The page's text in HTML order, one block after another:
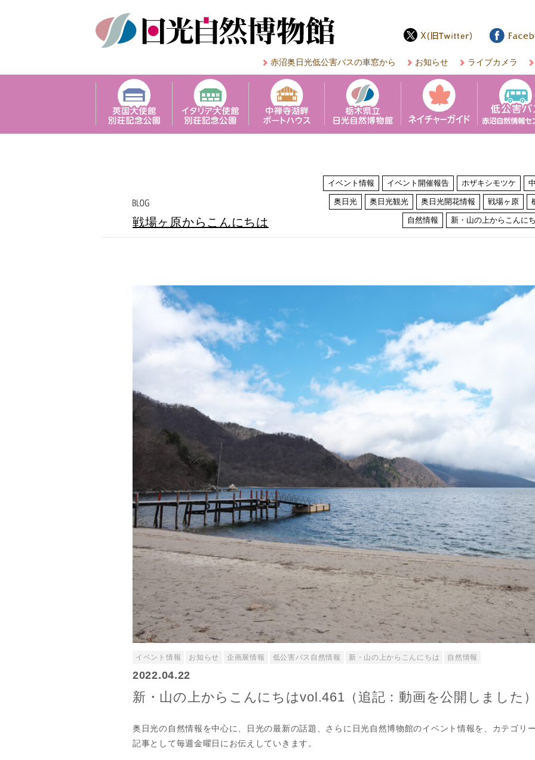
赤沼奥日光低公害バスの車窓から お知らせ ライブカメラ
戦場ヶ原からこんにちは
イベント情報 イベント開催報告 ホザキシモツケ
奥日光 奥日光観光 奥日光開花情報 戦場ヶ原
自然情報 新・山の上からこんに
イベント情報 お知らせ 企画展情報 低公害バス自然情報 新・山の上からこんにちは 自然情報
2022.04.22
新・山の上からこんにちはvol.461（追記：動画を公開しました
奥日光の自然情報を中心に、日光の最新の話題、さらに日光自然博物館のイベント情報を、カテゴリ
記事として毎週金曜日にお伝えしていきます。